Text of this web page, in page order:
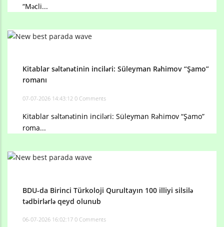
“Məcli...
Kitablar səltənətinin inciləri: Süleyman Rəhimov “Şamo”
romanı
07-07-2026 14:43:12 0 Comments
Kitablar səltənətinin inciləri: Süleyman Rəhimov “Şamo”
roma...
BDU-da Birinci Türkoloji Qurultayın 100 illiyi silsilə
tədbirlərlə qeyd olunub
06-07-2026 16:02:17 0 Comments